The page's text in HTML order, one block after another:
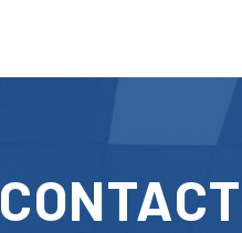
CONTACT